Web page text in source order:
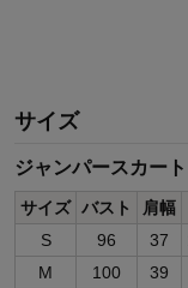
サイズ
ジャンパースカート
サイズ バスト 肩幅
S
96 37
M
100 39